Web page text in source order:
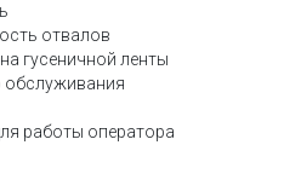
отвалов
гусеничной ленты
обслуживания
работы оператора